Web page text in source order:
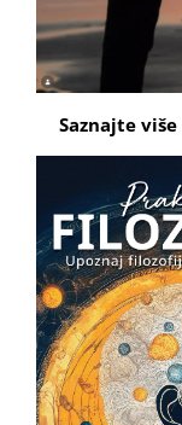
Saznajte više